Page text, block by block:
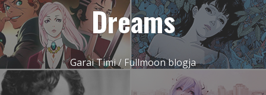
Dreams
Garai Timi / Fullmoon blogja